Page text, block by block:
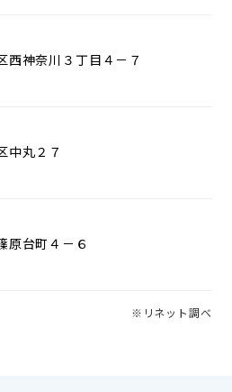
神奈川３丁目４－７
丸２７
台町４－６
※リネット調べ